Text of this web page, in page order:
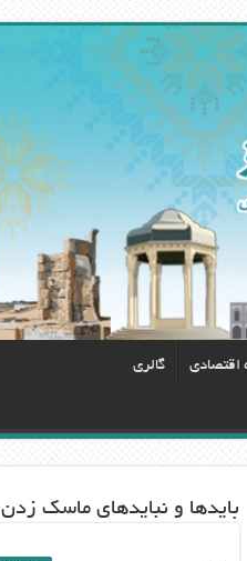
اقتصادی گالری
باید‌ها و نبایدهای ماسک زدن